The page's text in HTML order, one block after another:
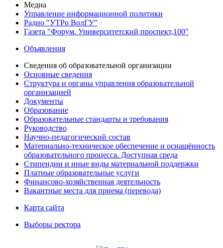
Медиа
Управление информационной политики
Радио "УТРо ВолГУ"
Газета "Форум. Университетский проспект,100"
Объявления
Сведения об образовательной организации
Основные сведения
Структура и органы управления образовательной
организацией
Документы
Образование
Образовательные стандарты и требования
Руководство
Научно-педагогический состав
Материально-техническое обеспечение и оснащённость
образовательного процесса. Доступная среда
Стипендии и иные виды материальной поддержки
Платные образовательные услуги
Финансово-хозяйственная деятельность
Вакантные места для приема (перевода)
Карта сайта
Выборы ректора